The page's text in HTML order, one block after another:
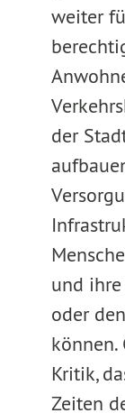
weiter
der
und
oder
Kritik,
Zeiten